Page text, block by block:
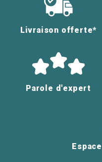
Livraison offerte*
Parole d'expert